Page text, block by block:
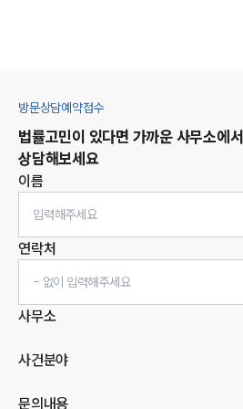
방문상담예약접수
법률고민이 있다면 가까운 사무소에서
상담해보세요
이름
연락처
사무소
사건분야
문의내용